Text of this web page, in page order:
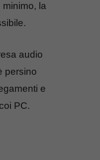
minimo, la
audio
persino
e
PC.